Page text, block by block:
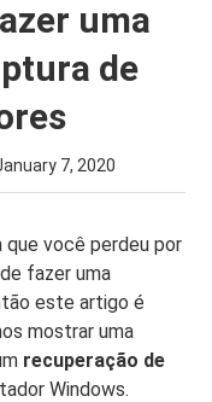
uma
de
7, 2020
você perdeu por
fazer uma
este artigo é
mostrar uma
recuperação de
Windows.